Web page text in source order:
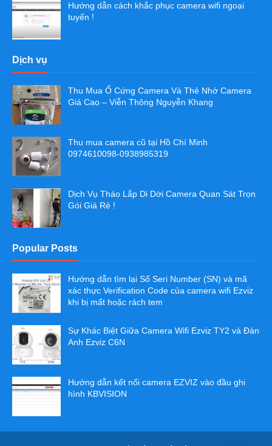
Hướng dẫn cách khắc phục camera wifi ngoại
tuyến !
Dịch vụ
Thu Mua Ổ Cứng Camera Và Thẻ Nhớ Camera
Giá Cao – Viễn Thông Nguyễn Khang
Thu mua camera cũ tại Hồ Chí Minh
0974610098-0938985319
Dịch Vụ Tháo Lắp Di Dời Camera Quan Sát Trọn
Gói Giá Rẻ !
Popular Posts
Hướng dẫn tìm lại Số Seri Number (SN) và mã
xác thực Verification Code của camera wifi Ezviz
khi bị mất hoặc rách tem
Sự Khác Biệt Giữa Camera Wifi Ezviz TY2 và Đàn
Anh Ezviz C6N
Hướng dẫn kết nối camera EZVIZ vào đầu ghi
hình KBVISION